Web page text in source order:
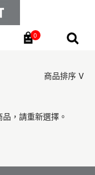
0
商品排序
，請重新選擇。